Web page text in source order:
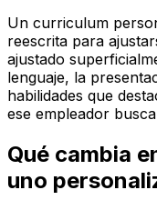
Un curriculum
reescrita para
ajustado
lenguaje, la
habilidades que
ese empleador
Qué cambia
uno